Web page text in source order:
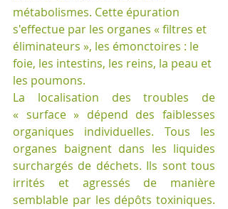
métabolismes. Cette épuration
s'effectue par les organes « filtres et
éliminateurs », les émonctoires : le
foie, les intestins, les reins, la peau et
les poumons.
La localisation des troubles de
« surface » dépend des faiblesses
organiques individuelles. Tous les
organes baignent dans les liquides
surchargés de déchets. Ils sont tous
irrités et agressés de manière
semblable par les dépôts toxiniques.